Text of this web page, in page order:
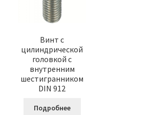
Винт с
цилиндрической
головкой с
внутренним
шестигранником
DIN 912
Подробнее